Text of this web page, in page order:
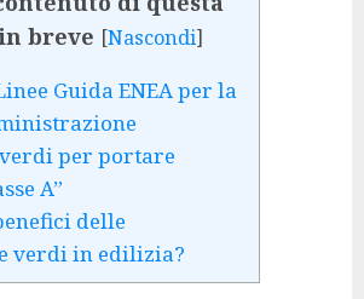
breve [Nascondi]
Guida ENEA per la
per portare
A”
delle
verdi in edilizia?